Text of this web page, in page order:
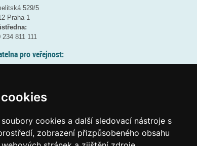
cookies a další sledovací nástroje s
zobrazení přizpůsobeného obsahu
529/5
Praha 1
234 811 111
pro veřejnost:
podatelna: